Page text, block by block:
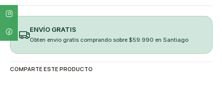
ENVÍO GRATIS
Obten envio gratis comprando sobre $59.990 en Santiago
COMPARTE ESTE PRODUCTO